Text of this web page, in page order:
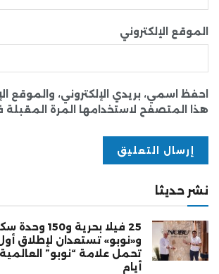
الموقع الإلكتروني
احفظ اسمي، بريدي الإلكتروني، والموقع
هذا المتصفح لاستخدامها المرة
نشر حديثا
25 فيلا
و«نوبو» تستعدان لإطلاق
تحمل علامة “نوبو”
أيام